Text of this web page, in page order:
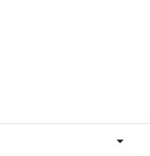
추천